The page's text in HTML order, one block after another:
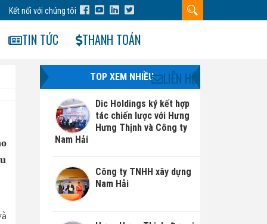
Kết nối với chúng tôi
TIN TỨC THANH TOÁN
LIÊN HỆ
TOP XEM NHIỀU
Dic Holdings ký kết hợp
tác chiến lược với Hưng
Hưng Thịnh và Công ty
Nam Hải
Công ty TNHH xây dựng
Nam Hải